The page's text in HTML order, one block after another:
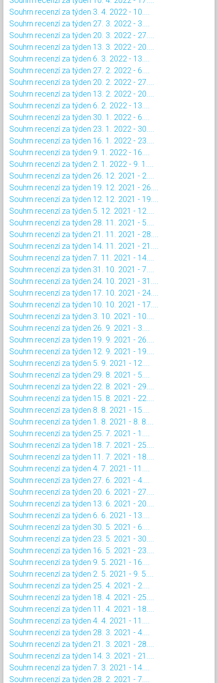
Souhrn recenzí za týden 3. 4. 2022 - 10....
Souhrn recenzí za týden 27. 3. 2022 - 3....
Souhrn recenzí za týden 20. 3. 2022 - 27....
Souhrn recenzí za týden 13. 3. 2022 - 20....
Souhrn recenzí za týden 6. 3. 2022 - 13....
Souhrn recenzí za týden 27. 2. 2022 - 6....
Souhrn recenzí za týden 20. 2. 2022 - 27....
Souhrn recenzí za týden 13. 2. 2022 - 20....
Souhrn recenzí za týden 6. 2. 2022 - 13....
Souhrn recenzí za týden 30. 1. 2022 - 6....
Souhrn recenzí za týden 23. 1. 2022 - 30....
Souhrn recenzí za týden 16. 1. 2022 - 23....
Souhrn recenzí za týden 9. 1. 2022 - 16....
Souhrn recenzí za týden 2. 1. 2022 - 9. 1....
Souhrn recenzí za týden 26. 12. 2021 - 2....
Souhrn recenzí za týden 19. 12. 2021 - 26....
Souhrn recenzí za týden 12. 12. 2021 - 19....
Souhrn recenzí za týden 5. 12. 2021 - 12....
Souhrn recenzí za týden 28. 11. 2021 - 5....
Souhrn recenzí za týden 21. 11. 2021 - 28....
Souhrn recenzí za týden 14. 11. 2021 - 21....
Souhrn recenzí za týden 7. 11. 2021 - 14....
Souhrn recenzí za týden 31. 10. 2021 - 7....
Souhrn recenzí za týden 24. 10. 2021 - 31....
Souhrn recenzí za týden 17. 10. 2021 - 24....
Souhrn recenzí za týden 10. 10. 2021 - 17....
Souhrn recenzí za týden 3. 10. 2021 - 10....
Souhrn recenzí za týden 26. 9. 2021 - 3....
Souhrn recenzí za týden 19. 9. 2021 - 26....
Souhrn recenzí za týden 12. 9. 2021 - 19....
Souhrn recenzí za týden 5. 9. 2021 - 12....
Souhrn recenzí za týden 29. 8. 2021 - 5....
Souhrn recenzí za týden 22. 8. 2021 - 29....
Souhrn recenzí za týden 15. 8. 2021 - 22....
Souhrn recenzí za týden 8. 8. 2021 - 15....
Souhrn recenzí za týden 1. 8. 2021 - 8. 8....
Souhrn recenzí za týden 25. 7. 2021 - 1....
Souhrn recenzí za týden 18. 7. 2021 - 25....
Souhrn recenzí za týden 11. 7. 2021 - 18....
Souhrn recenzí za týden 4. 7. 2021 - 11....
Souhrn recenzí za týden 27. 6. 2021 - 4....
Souhrn recenzí za týden 20. 6. 2021 - 27....
Souhrn recenzí za týden 13. 6. 2021 - 20....
Souhrn recenzí za týden 6. 6. 2021 - 13....
Souhrn recenzí za týden 30. 5. 2021 - 6....
Souhrn recenzí za týden 23. 5. 2021 - 30....
Souhrn recenzí za týden 16. 5. 2021 - 23....
Souhrn recenzí za týden 9. 5. 2021 - 16....
Souhrn recenzí za týden 2. 5. 2021 - 9. 5....
Souhrn recenzí za týden 25. 4. 2021 - 2....
Souhrn recenzí za týden 18. 4. 2021 - 25....
Souhrn recenzí za týden 11. 4. 2021 - 18....
Souhrn recenzí za týden 4. 4. 2021 - 11....
Souhrn recenzí za týden 28. 3. 2021 - 4....
Souhrn recenzí za týden 21. 3. 2021 - 28....
Souhrn recenzí za týden 14. 3. 2021 - 21....
Souhrn recenzí za týden 7. 3. 2021 - 14....
Souhrn recenzí za týden 28. 2. 2021 - 7....